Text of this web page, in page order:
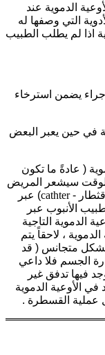
الدموية عند
التي وصفها له
اذا لم يطلب الطبيب
يضمن استرخاء
في حين يعبر البعض
( عادةً ما تكون
سيشعر المريض
-
cathter) عبر
الأنبوب عبر
الدموية التاجية
، لاحقاً يتم
بشكل متجانس ( قد
الجسم فلا داعي
فيها تدفق غير
الأوعية الدموية
عملية القسطرة .